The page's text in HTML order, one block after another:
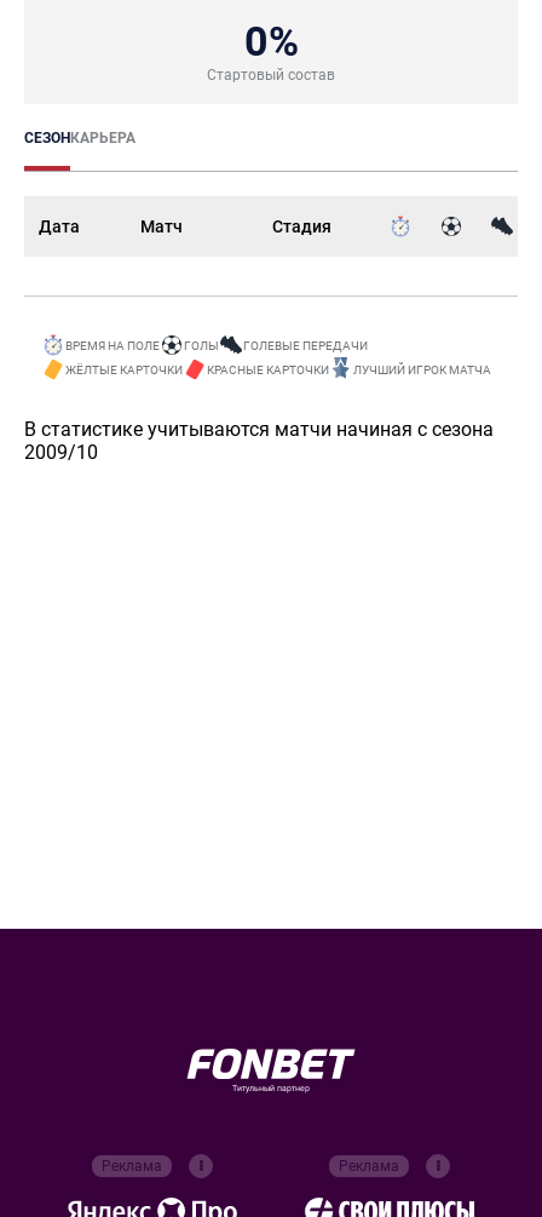
0%
Стартовый состав
СЕЗОНКАРЬЕРА
Дата Матч Стадия
ВРЕМЯ НА ПОЛЕ ГОЛЫ
ГОЛЕВЫЕ ПЕРЕДАЧИ
ЖЁЛТЫЕ КАРТОЧКИ
КРАСНЫЕ КАРТОЧКИ ЛУЧШИЙ ИГРОК МАТЧА
В статистике учитываются матчи начиная с сезона
2009/10
Титульный партнер
Реклама Реклама